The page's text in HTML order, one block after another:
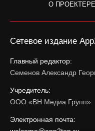
О ПРОЕКТЕ
Сетевое издание
Главный редактор:
Семенов Александр
Учредитель:
ООО «ВН Медиа Групп»
Электронная почта: